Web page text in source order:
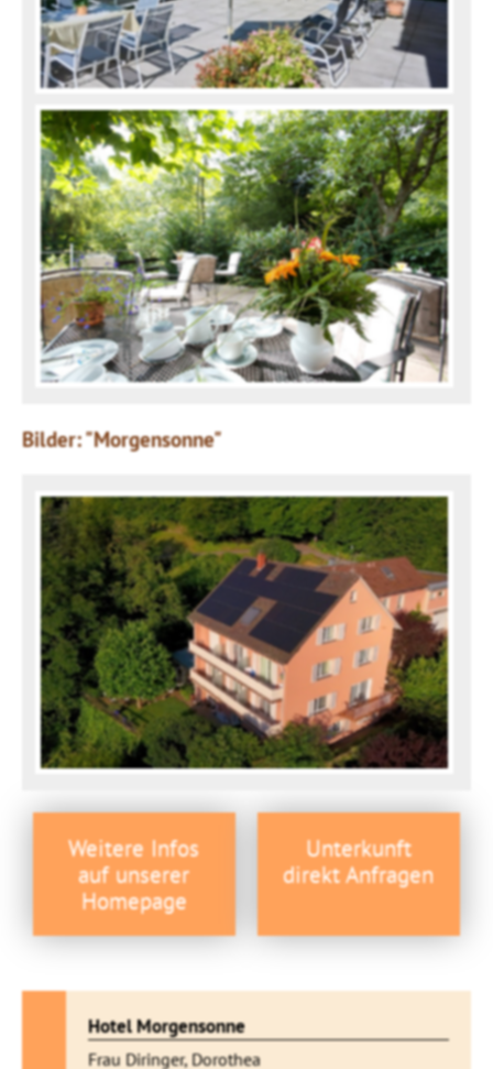
Bilder: "Morgensonne"
Weitere Infos
auf unserer
Homepage
Unterkunft
direkt Anfragen
Hotel Morgensonne
Frau Diringer, Dorothea